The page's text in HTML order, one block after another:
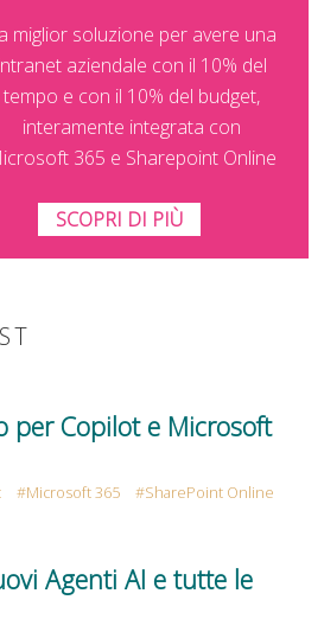
miglior soluzione per avere una
aziendale con il 10% del
tempo e con il 10% del budget,
interamente integrata con
365 e Sharepoint Online
SCOPRI DI PIÙ
per Copilot e Microsoft
Microsoft 365 SharePoint Online
Agenti AI e tutte le